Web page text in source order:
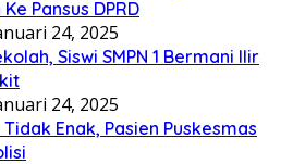
Pansus DPRD
24, 2025
Siswi SMPN 1 Bermani Ilir
24, 2025
Enak, Pasien Puskesmas